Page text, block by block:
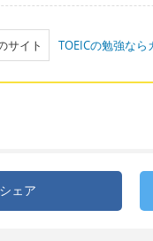
サイト TOEICの勉強な
ェア